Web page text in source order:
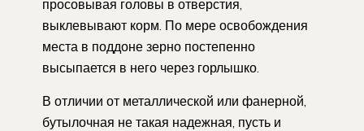
просовывая головы в отверстия,
выклевывают корм. По мере освобождения
места в поддоне зерно постепенно
высыпается в него через горлышко.
В отличии от металлической или фанерной,
бутылочная не такая надежная, пусть и